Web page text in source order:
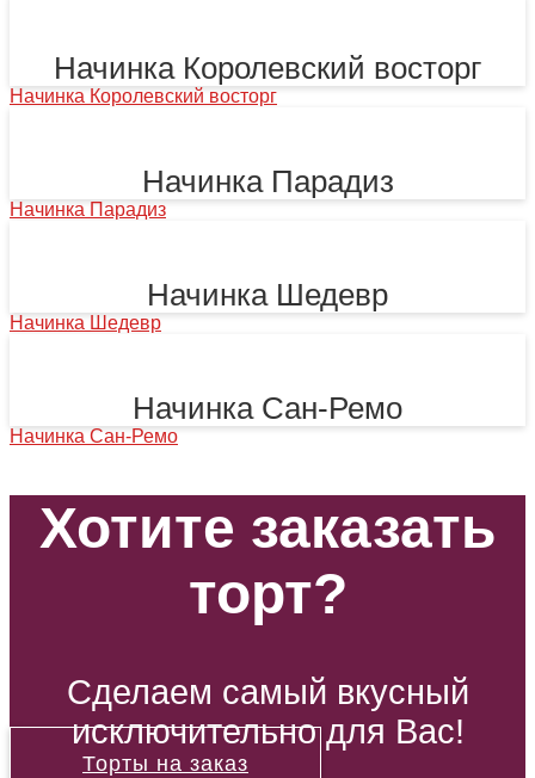
Начинка Королевский восторг
Начинка Королевский восторг
Начинка Парадиз
Начинка Парадиз
Начинка Шедевр
Начинка Шедевр
Начинка Сан-Ремо
Начинка Сан-Ремо
Хотите заказать
торт?
Сделаем самый вкусный
исключительно для Вас!
Торты на заказ